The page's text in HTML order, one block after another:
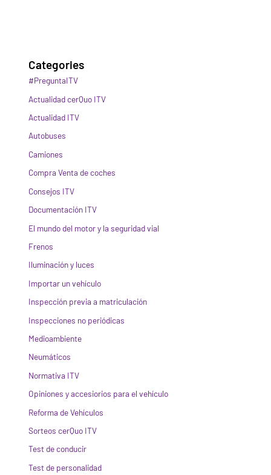
Categories
#PreguntaITV
Actualidad cerQuo ITV
Actualidad ITV
Autobuses
Camiones
Compra Venta de coches
Consejos ITV
Documentación ITV
El mundo del motor y la seguridad vial
Frenos
Iluminación y luces
Importar un vehículo
Inspección previa a matriculación
Inspecciones no periódicas
Medioambiente
Neumáticos
Normativa ITV
Opiniones y accesiorios para el vehículo
Reforma de Vehículos
Sorteos cerQuo ITV
Test de conducir
Test de personalidad